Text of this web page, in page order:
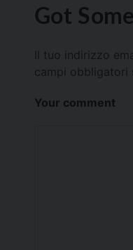
Got
Il tuo indirizzo
campi obbligatori
Your comment